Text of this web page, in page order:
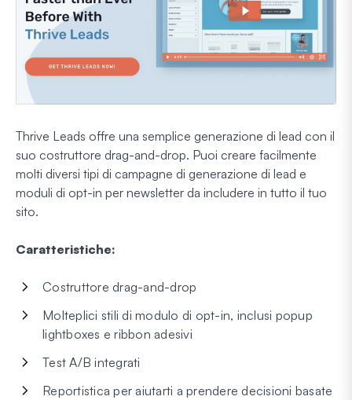
Thrive Leads offre una semplice generazione di lead con il
suo costruttore drag-and-drop. Puoi creare facilmente
molti diversi tipi di campagne di generazione di lead e
moduli di opt-in per newsletter da includere in tutto il tuo
sito.
Caratteristiche:
Costruttore drag-and-drop
Molteplici stili di modulo di opt-in, inclusi popup
lightboxes e ribbon adesivi
Test A/B integrati
Reportistica per aiutarti a prendere decisioni basate